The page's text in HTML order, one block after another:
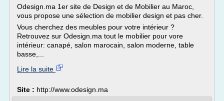
Odesign.ma 1er site de Design et de Mobilier au Maroc,
vous propose une sélection de mobilier design et pas cher.
Vous cherchez des meubles pour votre intérieur ?
Retrouvez sur Odesign.ma tout le mobilier pour vore
intérieur: canapé, salon marocain, salon moderne, table
basse,...
Lire la suite
Site : http://www.odesign.ma